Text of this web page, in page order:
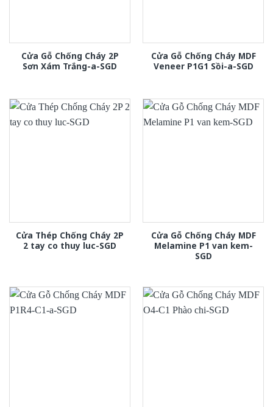
Cửa Gỗ Chống Cháy 2P
Sơn Xám Trắng-a-SGD
Cửa Gỗ Chống Cháy MDF
Veneer P1G1 Sồi-a-SGD
Cửa Thép Chống Cháy 2P
2 tay co thuy luc-SGD
Cửa Gỗ Chống Cháy MDF
Melamine P1 van kem-
SGD